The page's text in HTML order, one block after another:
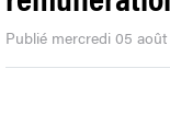
Publié mercredi 05 août